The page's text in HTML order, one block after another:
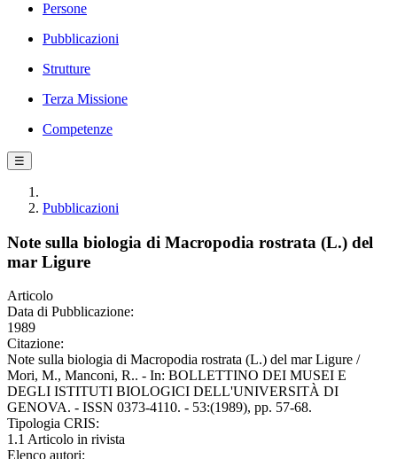
Persone
Pubblicazioni
Strutture
Terza Missione
Competenze
☰
Pubblicazioni
Note sulla biologia di Macropodia rostrata (L.) del
mar Ligure
Articolo
Data di Pubblicazione:
1989
Citazione:
Note sulla biologia di Macropodia rostrata (L.) del mar Ligure /
Mori, M., Manconi, R.. - In: BOLLETTINO DEI MUSEI E
DEGLI ISTITUTI BIOLOGICI DELL'UNIVERSITÀ DI
GENOVA. - ISSN 0373-4110. - 53:(1989), pp. 57-68.
Tipologia CRIS:
1.1 Articolo in rivista
Elenco autori: